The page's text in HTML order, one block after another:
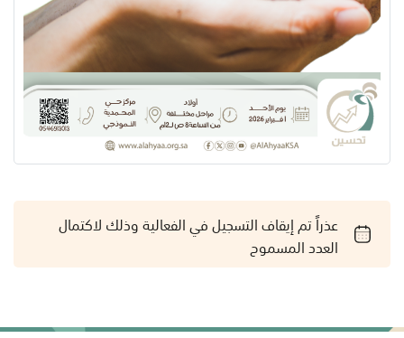
عذراً تم إيقاف التسجيل في الفعالية وذلك لاكتمال
العدد المسموح